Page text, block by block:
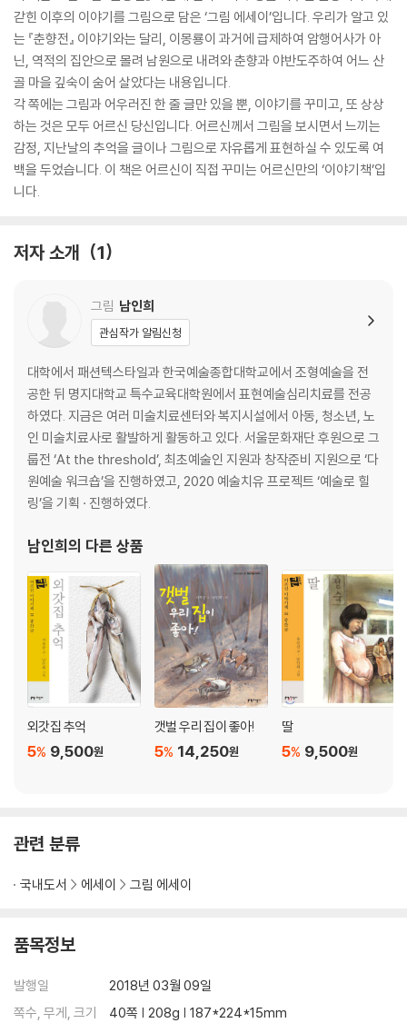
갇힌 이후의 이야기를 그림으로 담은 ‘그림 에세이’입니다. 우리가 알고 있
는 『춘향전』 이야기와는 달리, 이몽룡이 과거에 급제하여 암행어사가 아
닌, 역적의 집안으로 몰려 남원으로 내려와 춘향과 야반도주하여 어느 산
골 마을 깊숙이 숨어 살았다는 내용입니다.
각 쪽에는 그림과 어우러진 한 줄 글만 있을 뿐, 이야기를 꾸미고, 또 상상
하는 것은 모두 어르신 당신입니다. 어르신께서 그림을 보시면서 느끼는
감정, 지난날의 추억을 글이나 그림으로 자유롭게 표현하실 수 있도록 여
백을 두었습니다. 이 책은 어르신이 직접 꾸미는 어르신만의 ‘이야기책’입
니다.
저자 소개 1
그림 남인희
관심작가 알림신청
대학에서 패션텍스타일과 한국예술종합대학교에서 조형예술을 전
공한 뒤 명지대학교 특수교육대학원에서 표현예술심리치료를 전공
하였다. 지금은 여러 미술치료센터와 복지시설에서 아동, 청소년, 노
인 미술치료사로 활발하게 활동하고 있다. 서울문화재단 후원으로 그
룹전 ‘At the threshold’, 최초예술인 지원과 창작준비 지원으로 ‘다
원예술 워크숍’을 진행하였고, 2020 예술치유 프로젝트 ‘예술로 힐
링’을 기획 · 진행하였다.
남인희의 다른 상품
외갓집 추억
9,500원
5%
갯벌 우리 집이 좋아!
14,250원
5%
딸
9,500원
5%
관련 분류
국내도서 에세이 그림 에세이
품목정보
발행일
2018년 03월 09일
쪽수, 무게, 크기
40쪽 | 208g | 187*224*15mm